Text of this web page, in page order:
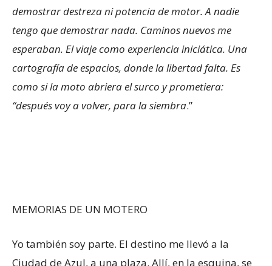
demostrar destreza ni potencia de motor. A nadie
tengo que demostrar nada. Caminos nuevos me
esperaban. El viaje como experiencia iniciática. Una
cartografía de espacios, donde la libertad falta. Es
como si la moto abriera el surco y prometiera:
“después voy a volver, para la siembra.”
MEMORIAS DE UN MOTERO
Yo también soy parte. El destino me llevó a la
Ciudad de Azul, a una plaza. Allí, en la esquina, se